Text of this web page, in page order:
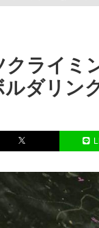
クライ
ダリン